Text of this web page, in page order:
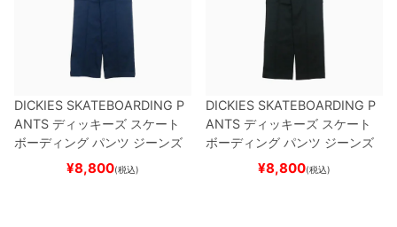
DICKIES SKATEBOARDING P
ANTS ディッキーズ スケート
ボーディング パンツ ジーンズ
SLIM FIT 30 LENGTH
スケートボード スケボ
¥8,800(税込)
DICKIES SKATEBOARDING P
ANTS ディッキーズ スケート
ボーディング パンツ ジーンズ
SLIM FIT 30 LENGTH
スケートボード スケボー
¥8,800(税込)